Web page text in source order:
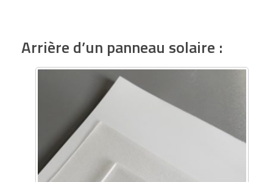
Arrière d’un panneau solaire :